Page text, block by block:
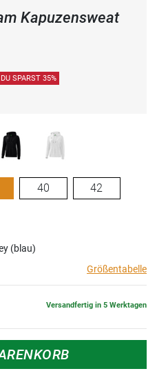
Kapuzensweat
DU SPARST 35%
40 42
(blau)
Größentabelle
Versandfertig in 5 Werktagen